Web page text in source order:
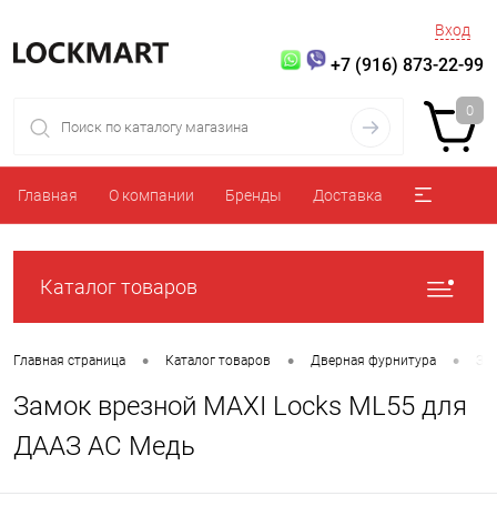
Вход
+7 (916) 873-22-99
0
Главная О компании Бренды Доставка
Каталог товаров
Главная страница • Каталог товаров • Дверная фурнитура •
Замок врезной MAXI Locks ML55 для
ДААЗ AC Медь